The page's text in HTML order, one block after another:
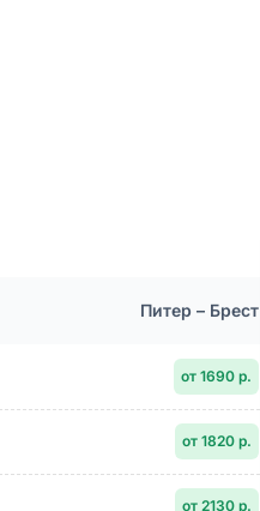
Питер – Брест
от 1690 р.
от 1820 р.
от 2130 р.